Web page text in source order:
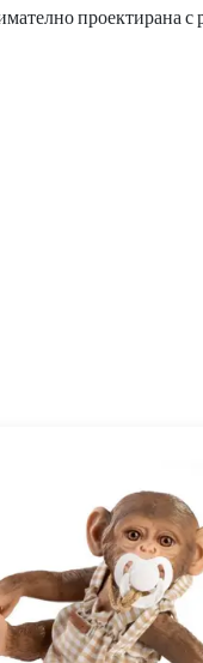
проектирана с